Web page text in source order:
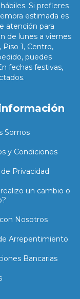
Si prefieres
estimada es
atención para
de lunes a viernes
1, Centro,
puedes
fechas festivas,
Somos
y Condiciones
Privacidad
un cambio o
Nosotros
Arrepentimiento
Bancarias